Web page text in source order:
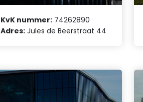
KvK nummer: 74262890
Adres: Jules de Beerstraat 44